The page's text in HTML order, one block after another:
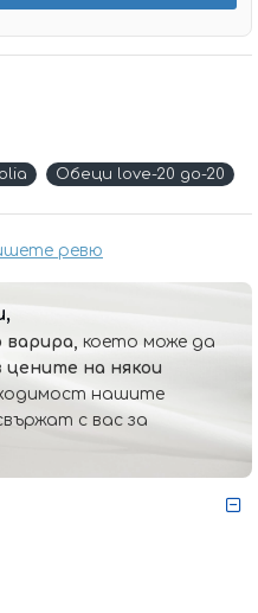
ревю
Обеци love-20 до-20
което може да
цените на някои
нашите
с вас за